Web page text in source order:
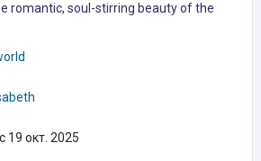
romantic, soul-stirring beauty of the
19 окт. 2025